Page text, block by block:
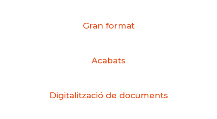
Gran format
Acabats
Digitalització de documents